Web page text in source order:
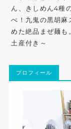
ん、きしめん4種
べ！九鬼の黒胡麻
めた絶品まぜ麺も
土産付き～
プロフィール